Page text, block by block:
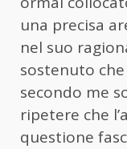
una precisa
nel suo
sostenuto
secondo me
ripetere che
questione